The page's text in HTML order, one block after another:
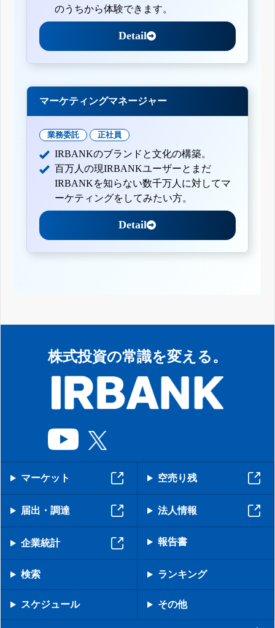
のうちから体験できます。
Detail
マーケティングマネージャー
業務委託 正社員
IRBANKのブランドと文化の構築。
百万人の現IRBANKユーザーとまだ
IRBANKを知らない数千万人に対してマ
ーケティングをしてみたい方。
Detail
株式投資の常識を変える。
マーケット 空売り残
届出・調達 法人情報
企業統計 報告書
検索 ランキング
スケジュール その他